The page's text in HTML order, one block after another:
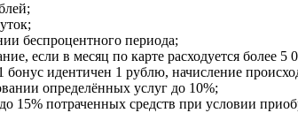
беспроцентного периода;
если в месяц по карте расходуется более
бонус идентичен 1 рублю, начисление
определённых услуг до 10%;
15% потраченных средств при условии